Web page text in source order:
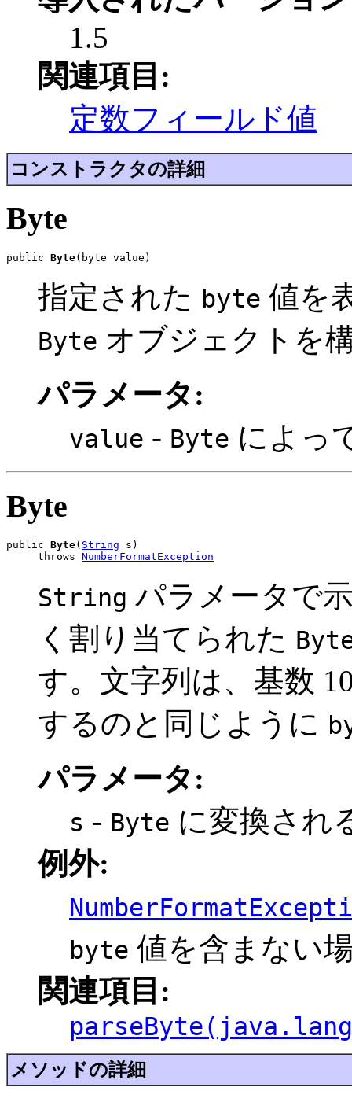
1.5
関連項目:
定数フィールド値
コンストラクタの詳細
Byte
public Byte(byte value)
指定された byte 値を
Byte オブジェクトを
パラメータ:
value - Byte によっ
Byte
public Byte( String s)
     throws
NumberFormatException
String パラメータで
く割り当てられた
す。文字列は、基数
するのと同じように
パラメータ:
s - Byte に変換され
例外:
byte 値を含まない
関連項目:
メソッドの詳細